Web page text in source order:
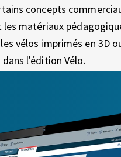
concepts
matériaux
vélos imprimés en 3D
l'édition Vélo.